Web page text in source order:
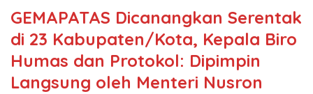
GEMAPATAS Dicanangkan Serentak
di 23 Kabupaten/Kota, Kepala Biro
Humas dan Protokol: Dipimpin
Langsung oleh Menteri Nusron